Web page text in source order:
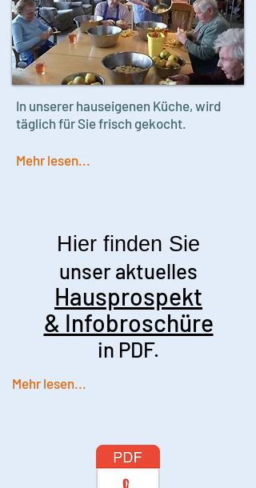
In unserer hauseigenen Küche, wird
täglich für Sie frisch gekocht.
Mehr lesen...
Hier finden Sie
unser aktuelles
Hausprospekt
& Infobroschüre
in PDF.
Mehr lesen...